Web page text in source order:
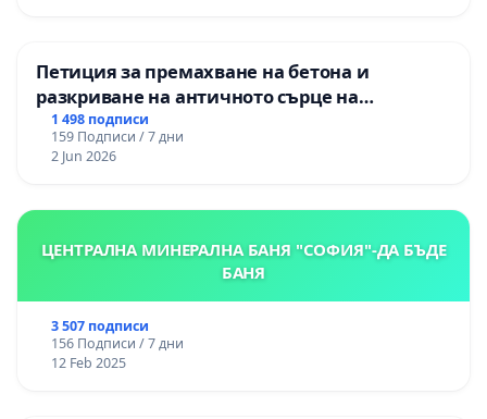
Петиция за премахване на бетона и
разкриване на античното сърце на
Могиланската могила във Враца
1 498 подписи
159 Подписи / 7 дни
2 Jun 2026
ЦЕНТРАЛНА МИНЕРАЛНА БАНЯ "СОФИЯ"-ДА БЪДЕ
БАНЯ
3 507 подписи
156 Подписи / 7 дни
12 Feb 2025